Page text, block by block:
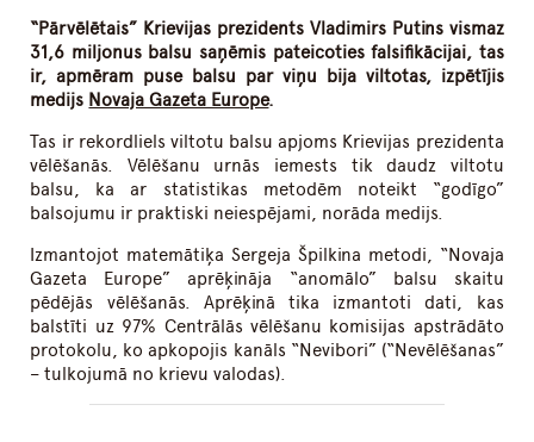
“Pārvēlētais” Krievijas prezidents Vladimirs Putins vismaz
31,6 miljonus balsu saņēmis pateicoties falsifikācijai, tas
ir, apmēram puse balsu par viņu bija viltotas, izpētījis
medijs Novaja Gazeta Europe.
Tas ir rekordliels viltotu balsu apjoms Krievijas prezidenta
vēlēšanās. Vēlēšanu urnās iemests tik daudz viltotu
balsu, ka ar statistikas metodēm noteikt “godīgo”
balsojumu ir praktiski neiespējami, norāda medijs.
Izmantojot matemātiķa Sergeja Špilkina metodi, “Novaja
Gazeta Europe” aprēķināja “anomālo” balsu skaitu
pēdējās vēlēšanās. Aprēķinā tika izmantoti dati, kas
balstīti uz 97% Centrālās vēlēšanu komisijas apstrādāto
protokolu, ko apkopojis kanāls “Nevibori” (“Nevēlēšanas”
– tulkojumā no krievu valodas).